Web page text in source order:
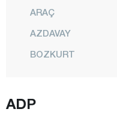
ARAÇ
AZDAVAY
BOZKURT
ADP